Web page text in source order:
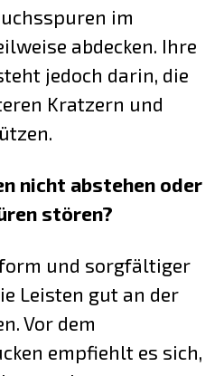
im
abdecken. Ihre
jedoch darin, die
Kratzern und
nicht abstehen oder
stören?
und sorgfältiger
Leisten gut an der
Vor dem
empfiehlt es sich,